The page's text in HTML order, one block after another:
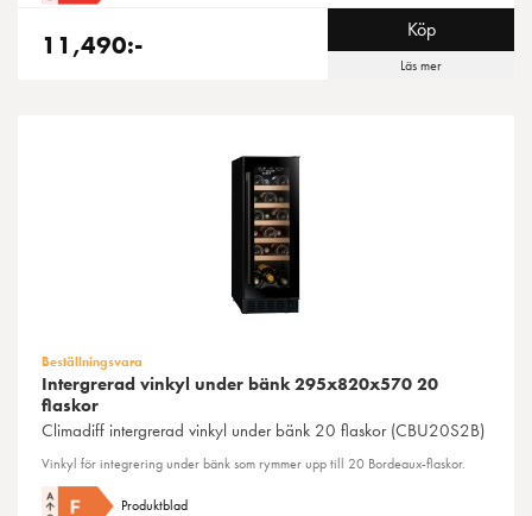
11,490:- Köp
Läs mer
Beställningsvara
Intergrerad vinkyl under bänk 295x820x570 20
flaskor
Climadiff intergrerad vinkyl under bänk 20 flaskor (CBU20S2B)
Vinkyl för integrering under bänk som rymmer upp till 20 Bordeaux-flaskor.
Produktblad